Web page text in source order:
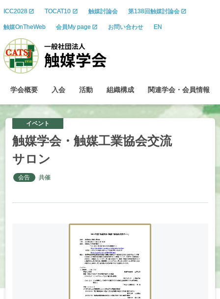
ICC2028 TOCAT10 触媒討論会 第138回触媒討論会
触媒OnTheWeb 会員My page お問い合わせ EN
学会概要 入会 活動 組織構成 関連学会 ・ 会員情報
イベント
触媒学会・ 触媒工業協会交流
サロン
会告 共催